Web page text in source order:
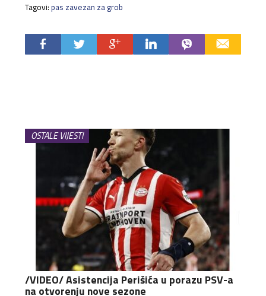
Tagovi:pas zavezan za grob
OSTALE VIJESTI
/VIDEO/ Asistencija Perišića u porazu PSV-a
na otvorenju nove sezone